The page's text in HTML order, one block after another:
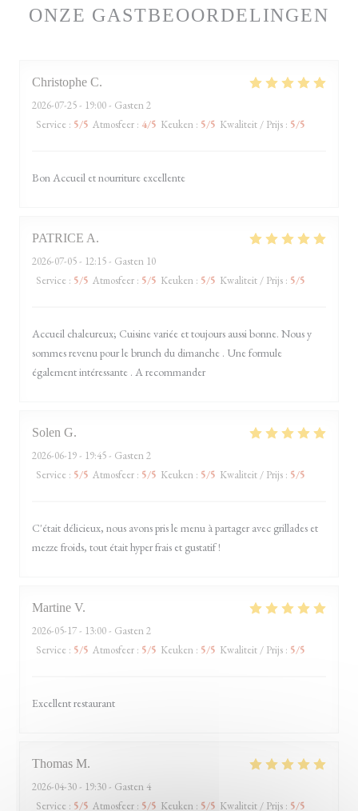
ONZE GASTBEOORDELINGEN
Christophe C
2026-07-25- 19:00 - Gasten 2
Service : 5/5 Atmosfeer : 4/5 Keuken : 5/5 Kwaliteit / Prijs : 5/5
Bon Accueil et nourriture excellente
PATRICE A
2026-07-05- 12:15 - Gasten 10
Service : 5/5 Atmosfeer : 5/5 Keuken : 5/5 Kwaliteit / Prijs : 5/5
Accueil chaleureux; Cuisine variée et toujours aussi bonne. Nous y
sommes revenu pour le brunch du dimanche . Une formule
également intéressante . A recommander
Solen G
2026-06-19- 19:45 - Gasten 2
Service : 5/5 Atmosfeer : 5/5 Keuken : 5/5 Kwaliteit / Prijs : 5/5
C'était délicieux, nous avons pris le menu à partager avec grillades et
mezze froids, tout était hyper frais et gustatif !
Martine V
2026-05-17- 13:00 - Gasten 2
Service : 5/5 Atmosfeer : 5/5 Keuken : 5/5 Kwaliteit / Prijs : 5/5
Excellent restaurant
Thomas M
2026-04-30- 19:30 - Gasten 4
Service : 5/5 Atmosfeer : 5/5 Keuken : 5/5 Kwaliteit / Prijs : 5/5